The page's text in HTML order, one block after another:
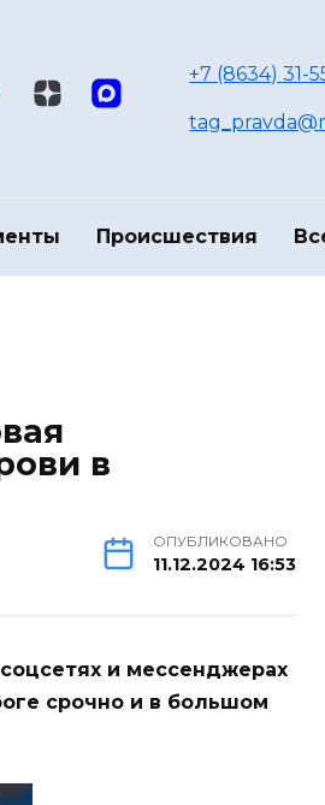
+7 (8634) 31-
Происшествия
в
ОПУБЛИКОВАНО
11.12.2024 16:53
и мессенджерах
срочно и в большом